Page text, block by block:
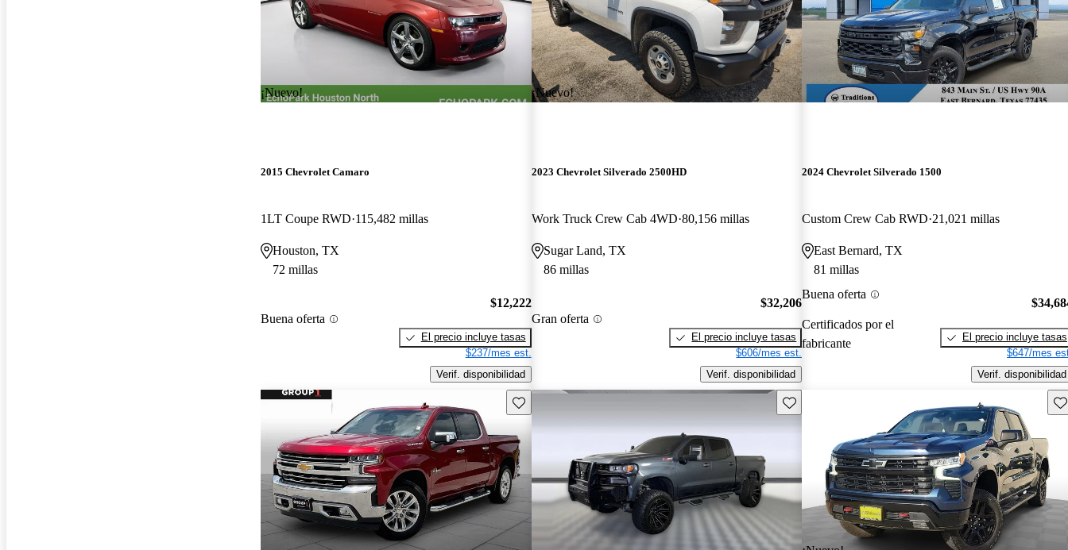
¡Nuevo!
2015 Chevrolet Camaro
1LT Coupe RWD 115,482 millas
Houston, TX
72 millas
Buena oferta
$12,222
El precio incluye tasas
$237/mes est.
Verif. disponibilidad
¡Nuevo!
2023 Chevrolet Silverado 2500HD
Work Truck Crew Cab 4WD 80,156 millas
Sugar Land, TX
86 millas
Gran oferta
$32,206
El precio incluye tasas
$606/mes est.
Verif. disponibilidad
2024 Chevrolet Silverado 1500
Custom Crew Cab RWD 21,021 millas
East Bernard, TX
81 millas
Buena oferta
Certificados por el
fabricante
El precio incluye tasas
$647/mes
Verif. disponibilidad
Guarda este Aviso Guarda este Aviso